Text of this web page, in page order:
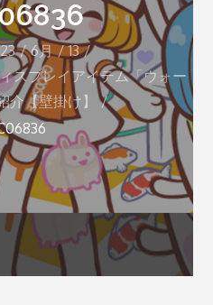
6月
13
スプレイアイテム「ウォー
介【壁掛け】